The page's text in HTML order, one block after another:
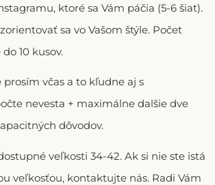
ktoré sa Vám páčia (5-6 šiat).
sa vo Vašom štýle. Počet
10 kusov.
včas a to kľudne aj s
nevesta + maximálne dalšie dve
dôvodov.
veľkosti 34-42. Ak si nie ste istá
veľkosťou, kontaktujte nás. Radi Vám